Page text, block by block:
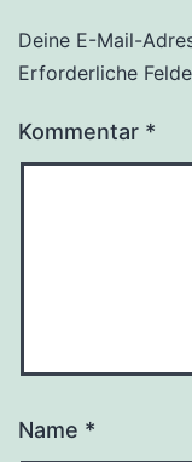
Deine E-Mail-
Erforderliche
Kommentar *
Name *